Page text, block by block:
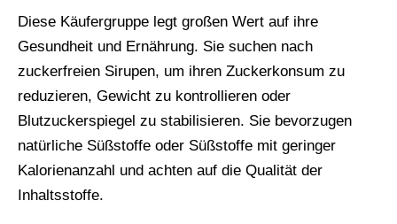
Diese Käufergruppe legt großen Wert auf ihre
Gesundheit und Ernährung. Sie suchen nach
zuckerfreien Sirupen, um ihren Zuckerkonsum zu
reduzieren, Gewicht zu kontrollieren oder
Blutzuckerspiegel zu stabilisieren. Sie bevorzugen
natürliche Süßstoffe oder Süßstoffe mit geringer
Kalorienanzahl und achten auf die Qualität der
Inhaltsstoffe.